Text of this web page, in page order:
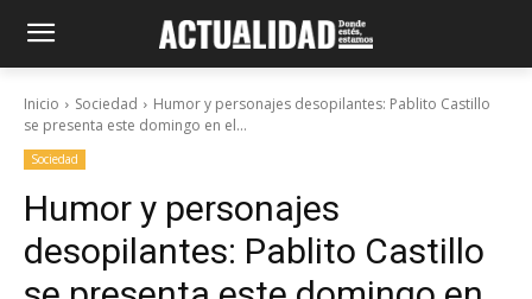
Inicio Sociedad
Humor y personajes desopilantes: Pablito Castillo
se presenta este domingo en el...
Sociedad
Humor y personajes
desopilantes: Pablito Castillo